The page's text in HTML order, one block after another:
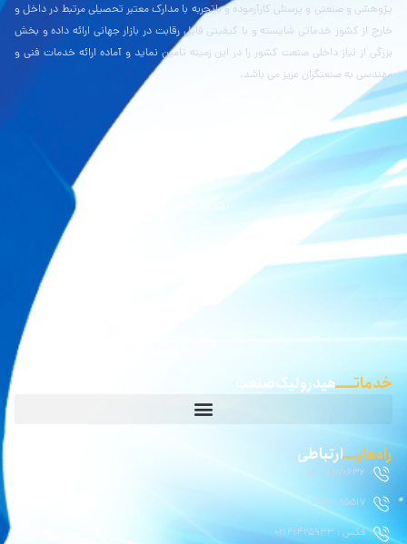
پژوهشی و صنعتی و پرسنلی کارآزموده و باتجربه با مدارک معتبر تحصیلی مرتبط در داخل و
خارج از کشور خدماتی شایسته و با کیفیتی قابل رقابت در بازار جهانی ارائه داده و بخش
بزرگی از نیاز داخلی صنعت کشور را در این زمینه تامین نماید و آماده ارائه خدمات فنی و
مهندسی به صنعتگران عزیز می باشد.
نقشه نشان
خدماتـــــهیدرولیک صنعت
راه‌هایــــارتباطی
02146870636
09126185517
فکس : 02141425933